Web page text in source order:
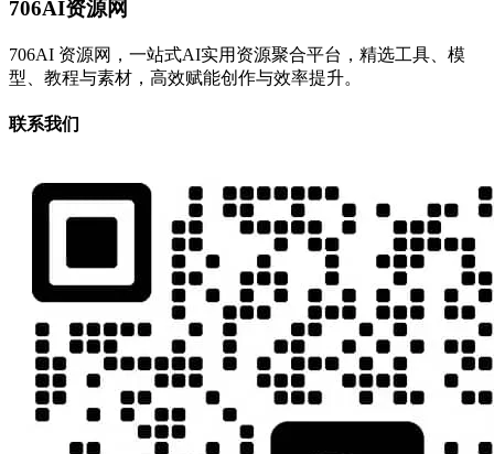
706AI资源网
706AI 资源网，一站式AI实用资源聚合平台，精选工具、模
型、教程与素材，高效赋能创作与效率提升。
联系我们